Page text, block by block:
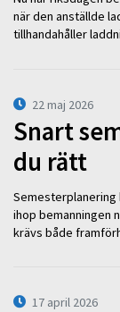
när den anställde
tillhandahåller
22 maj 2026
Snart
du rätt
Semesterplanering
ihop bemanningen
krävs både
17 april 2026